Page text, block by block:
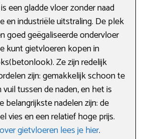
een gladde vloer zonder naad
en industriële uitstraling. De plek
goed geëgaliseerde ondervloer
kunt gietvloeren kopen in
Ze zijn redelijk
zijn: gemakkelijk schoon te
tussen de naden, en het is
belangrijkste nadelen zijn: de
vies en een relatief hoge prijs.
gietvloeren lees je hier.